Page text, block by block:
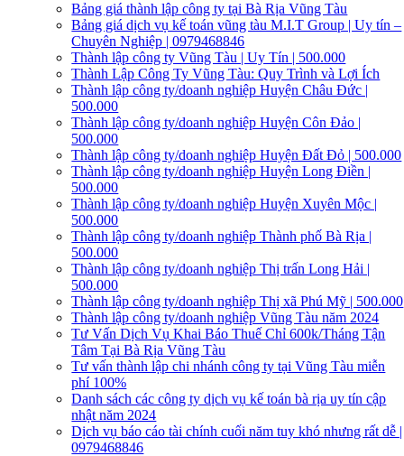
Bảng giá thành lập công ty tại Bà Rịa Vũng Tàu
Bảng giá dịch vụ kế toán vũng tàu M.I.T Group | Uy tín –
Chuyên Nghiệp | 0979468846
Thành lập công ty Vũng Tàu | Uy Tín | 500.000
Thành Lập Công Ty Vũng Tàu: Quy Trình và Lợi Ích
Thành lập công ty/doanh nghiệp Huyện Châu Đức |
500.000
Thành lập công ty/doanh nghiệp Huyện Côn Đảo |
500.000
Thành lập công ty/doanh nghiệp Huyện Đất Đỏ | 500.000
Thành lập công ty/doanh nghiệp Huyện Long Điền |
500.000
Thành lập công ty/doanh nghiệp Huyện Xuyên Mộc |
500.000
Thành lập công ty/doanh nghiệp Thành phố Bà Rịa |
500.000
Thành lập công ty/doanh nghiệp Thị trấn Long Hải |
500.000
Thành lập công ty/doanh nghiệp Thị xã Phú Mỹ | 500.000
Thành lập công ty/doanh nghiệp Vũng Tàu năm 2024
Tư Vấn Dịch Vụ Khai Báo Thuế Chỉ 600k/Tháng Tận
Tâm Tại Bà Rịa Vũng Tàu
Tư vấn thành lập chi nhánh công ty tại Vũng Tàu miễn
phí 100%
Danh sách các công ty dịch vụ kế toán bà rịa uy tín cập
nhật năm 2024
Dịch vụ báo cáo tài chính cuối năm tuy khó nhưng rất dễ |
0979468846